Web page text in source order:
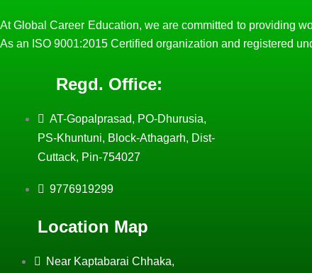
At Global Career Education, we are committed to providing
As an ISO 9001:2015 Certified organization and registered
Regd. Office:
AT-Gopalprasad, PO-Dhurusia,
PS-Khuntuni, Block-Athagarh, Dist-
Cuttack, Pin-754027
9776919299
Location Map
Near Kaptabarai Chhaka,